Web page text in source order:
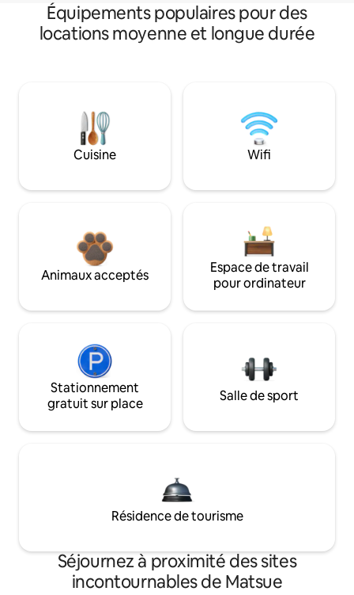
Équipements populaires pour des
locations moyenne et longue durée
Cuisine Wifi
Animaux acceptés
Espace de travail
pour ordinateur
Stationnement
gratuit sur place
Salle de sport
Résidence de tourisme
Séjournez à proximité des sites
incontournables de Matsue